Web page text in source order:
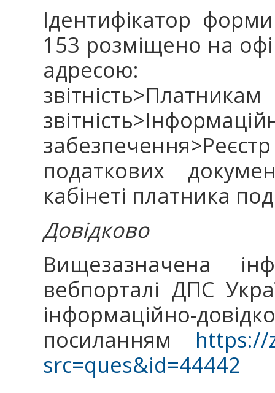
Ідентифікатор
153 розміщено на
адресою:
податкових
кабінеті платника
Довідково
Вищезазначена
вебпорталі ДПС
інформаційно-
посиланням https://
src=ques&id=44442